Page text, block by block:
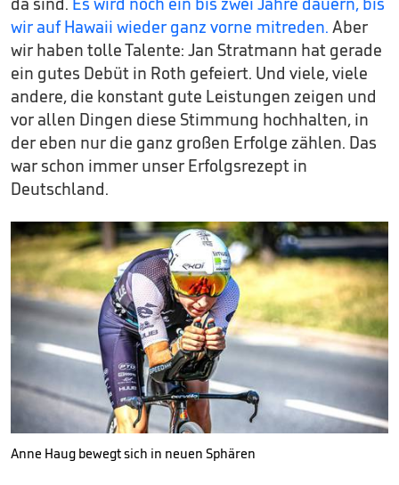
wir auf Hawaii wieder ganz vorne mitreden. Aber
wir haben tolle Talente: Jan Stratmann hat gerade
ein gutes Debüt in Roth gefeiert. Und viele, viele
andere, die konstant gute Leistungen zeigen und
vor allen Dingen diese Stimmung hochhalten, in
der eben nur die ganz großen Erfolge zählen. Das
war schon immer unser Erfolgsrezept in
Deutschland.
Anne Haug bewegt sich in neuen Sphären